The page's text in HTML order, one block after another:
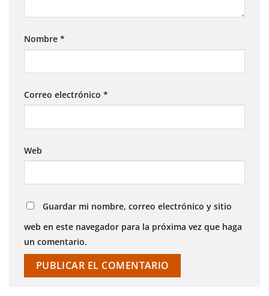
Nombre *
Correo electrónico *
Web
Guardar mi nombre, correo electrónico y sitio
web en este navegador para la próxima vez que haga
un comentario.